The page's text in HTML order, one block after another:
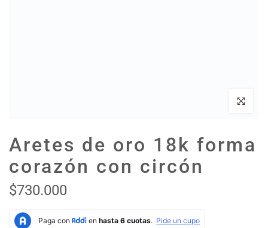
Haz clic
Aretes de oro 18k forma
corazón con circón
$730.000